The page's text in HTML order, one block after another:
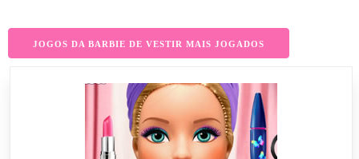
JOGOS DA BARBIE DE VESTIR MAIS JOGADOS